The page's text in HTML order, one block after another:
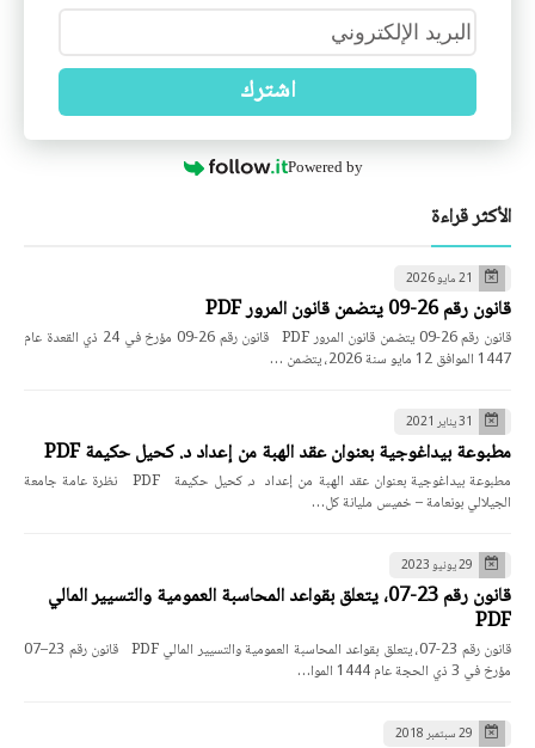
اشترك
Powered by
الأكثر قراءة
21 مايو 2026
قانون رقم 26-09 يتضمن قانون المرور PDF
قانون رقم 26-09 يتضمن قانون المرور PDF قانون رقم 26-09 مؤرخ في 24 ذي القعدة عام
1447 الموافق 12 مايو سنة 2026، يتضمن …
31 يناير 2021
مطبوعة بيداغوجية بعنوان عقد الهبة من إعداد د. كحيل حكيمة PDF
مطبوعة بيداغوجية بعنوان عقد الهبة من إعداد د. كحيل حكيمة PDF نظرة عامة جامعة
الجيلالي بونعامة – خميس مليانة كل…
29 يونيو 2023
قانون رقم 23-07، يتعلق بقواعد المحاسبة العمومية والتسيير المالي
PDF
قانون رقم 23-07، يتعلق بقواعد المحاسبة العمومية والتسيير المالي PDF قانون رقم 23–07
مؤرخ في 3 ذي الحجة عام 1444 الموا…
29 سبتمبر 2018